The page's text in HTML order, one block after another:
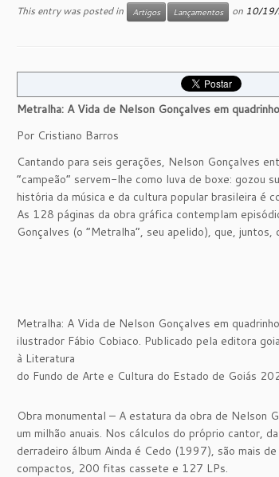
This entry was posted in Artigos Lançamentos on 10/
Metralha: A Vida de Nelson Gonçalves em
Por Cristiano Barros
Cantando para seis gerações, Nelson Gonçalves
“campeão” servem-lhe como luva de boxe: gozou
história da música e da cultura popular brasileira é
As 128 páginas da obra gráfica contemplam
Gonçalves (o “Metralha”, seu apelido), que,
Metralha: A Vida de Nelson Gonçalves em
ilustrador Fábio Cobiaco. Publicado pela editora
à Literatura
do Fundo de Arte e Cultura do Estado de Goiás
Obra monumental – A estatura da obra de Nelson
um milhão anuais. Nos cálculos do próprio cantor,
derradeiro álbum Ainda é Cedo (1997), são mais
compactos, 200 fitas cassete e 127 LPs.